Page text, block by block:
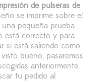
de pulseras de
se imprime sobre el
una pequeña prueba
está correcto y para
si está saliendo como
bueno, pasaremos
anteriormente.
tu pedido al